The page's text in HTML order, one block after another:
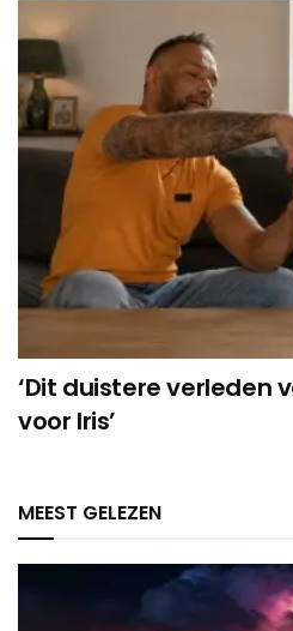
‘Dit duistere verleden
voor Iris’
MEEST GELEZEN